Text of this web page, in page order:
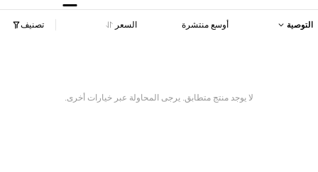
التوصية أوسع منتشرة السعر تصنيف
لا يوجد منتج متطابق. يرجى المحاولة عبر خيارات أخرى.